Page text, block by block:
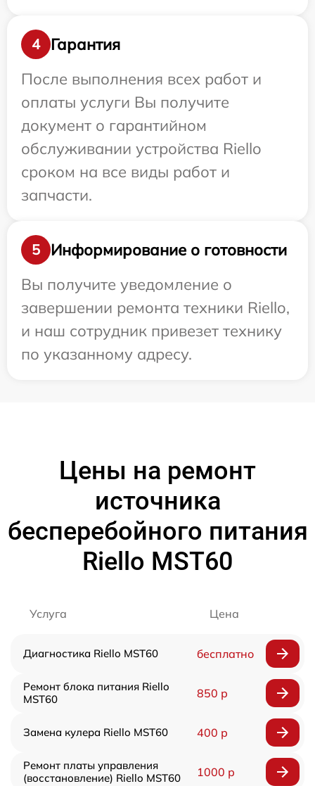
4
Гарантия
После выполнения всех работ и
оплаты услуги Вы получите
документ о гарантийном
обслуживании устройства Riello
сроком на все виды работ и
запчасти.
5
Информирование о готовности
Вы получите уведомление о
завершении ремонта техники Riello,
и наш сотрудник привезет технику
по указанному адресу.
Цены на ремонт
источника
бесперебойного питания
Riello MST60
Услуга Цена
Диагностика Riello MST60 бесплатно
Ремонт блока питания Riello
MST60
850 р
Замена кулера Riello MST60 400 р
Ремонт платы управления
(восстановление) Riello MST60
1000 р